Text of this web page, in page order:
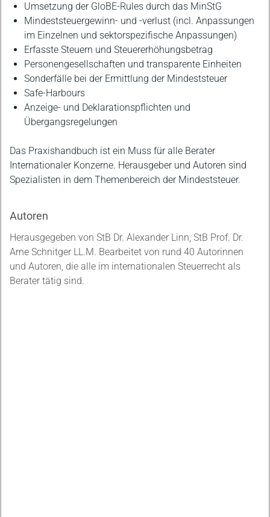
Umsetzung der GloBE-Rules durch das MinStG
Mindeststeuergewinn- und -verlust (incl. Anpassungen
im Einzelnen und sektorspezifische Anpassungen)
Erfasste Steuern und Steuererhöhungsbetrag
Personengesellschaften und transparente Einheiten
Sonderfälle bei der Ermittlung der Mindeststeuer
Safe-Harbours
Anzeige- und Deklarationspflichten und
Übergangsregelungen
Das Praxishandbuch ist ein Muss für alle Berater
Internationaler Konzerne. Herausgeber und Autoren sind
Spezialisten in dem Themenbereich der Mindeststeuer.
Autoren
Herausgegeben von StB Dr. Alexander Linn, StB Prof. Dr.
Arne Schnitger LL.M. Bearbeitet von rund 40 Autorinnen
und Autoren, die alle im internationalen Steuerrecht als
Berater tätig sind.